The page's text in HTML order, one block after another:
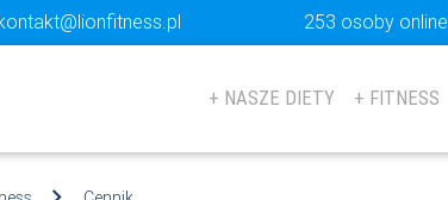
253 osoby online
+ NASZE DIETY + FITNESS